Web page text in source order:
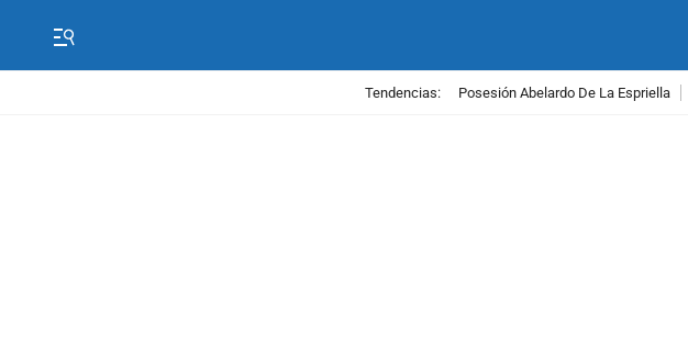
Tendencias: Posesión Abelardo De La Espriella